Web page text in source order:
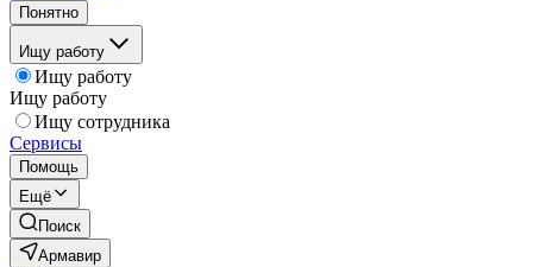
Понятно
Ищу работу
Ищу работу
Ищу работу
Ищу сотрудника
Сервисы
Помощь
Ещё
Поиск
Армавир